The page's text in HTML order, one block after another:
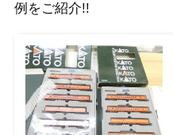
例をご紹介!!